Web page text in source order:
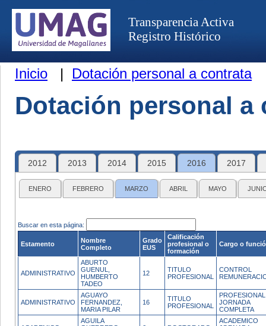
Transparencia Activa
Registro Histórico
Inicio | Dotación personal a contrata
Dotación personal a
2012 2013 2014 2015 2016 2017
ENERO FEBRERO MARZO ABRIL MAYO
Buscar en esta página:
Estamento
Nombre
Completo
Grado
EUS
Calificación
profesional o
formación
Cargo o
ADMINISTRATIVO
ABURTO
GUENUL,
HUMBERTO
TADEO
12
TITULO
PROFESIONAL
CONTROL
ADMINISTRATIVO
AGUAYO
FERNANDEZ,
MARIA PILAR
16
TITULO
PROFESIONAL
PROFESIONAL
JORNADA
COMPLETA
AGUILA
ACADEMICO